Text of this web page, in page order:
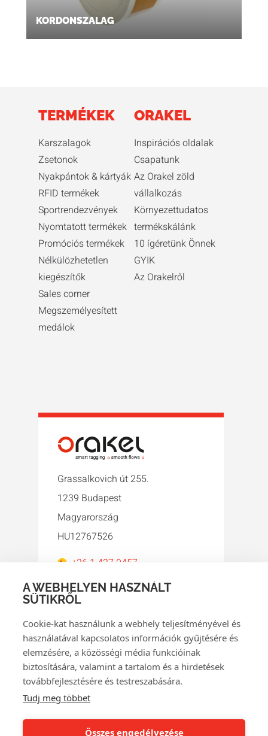
A WEBHELYEN HASZNÁLT
SÜTIKRŐL
Cookie-kat használunk a webhely teljesítményével és
használatával kapcsolatos információk gyűjtésére és
elemzésére, a közösségi média funkcióinak
biztosítására, valamint a tartalom és a hirdetések
továbbfejlesztésére és testreszabására.
Tudj meg többet
Összes engedélyezése
KORDONSZALAG
TERMÉKEK
Karszalagok
Zsetonok
Nyakpántok & kártyák
RFID termékek
Sportrendezvények
Nyomtatott termékek
Promóciós termékek
Nélkülözhetetlen
kiegészítők
Sales corner
Megszemélyesített
medálok
ORAKEL
Inspirációs oldalak
Csapatunk
Az Orakel zöld
vállalkozás
Környezettudatos
termékskálánk
10 ígéretünk Önnek
GYIK
Az Orakelről
Grassalkovich út 255.
1239 Budapest
Magyarország
HU12767526
+36 1 427 0457
Cookie policy